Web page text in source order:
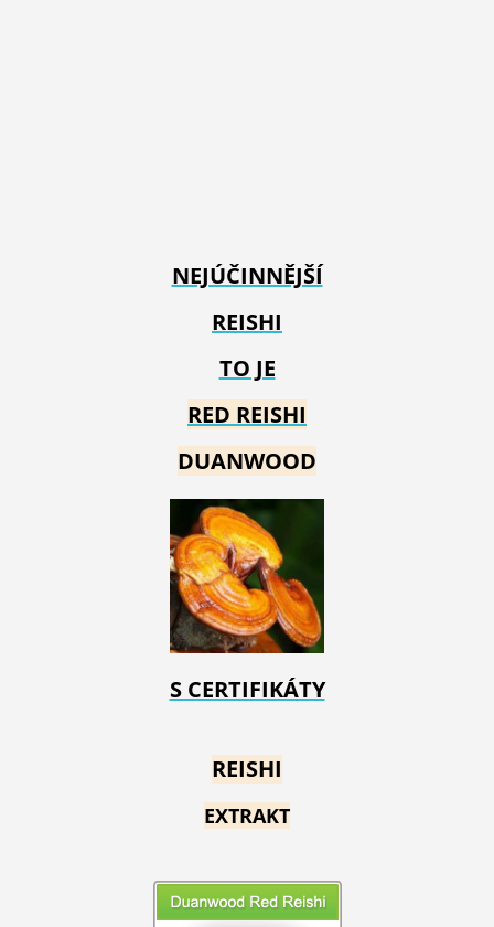
NEJÚČINNĚJŠÍ
REISHI
TO JE
RED REISHI
DUANWOOD
S CERTIFIKÁTY
REISHI
EXTRAKT